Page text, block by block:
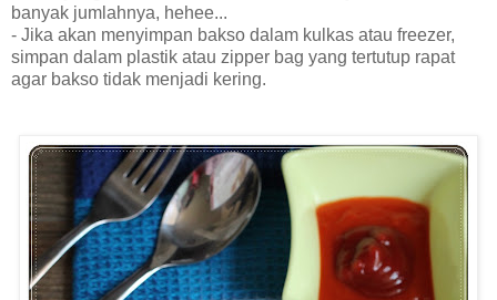
banyak jumlahnya, hehee...
- Jika akan menyimpan bakso dalam kulkas atau freezer,
simpan dalam plastik atau zipper bag yang tertutup rapat
agar bakso tidak menjadi kering.